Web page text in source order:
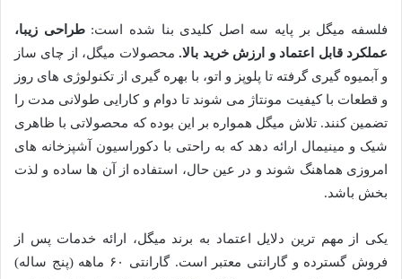
فلسفه میگل بر پایه سه اصل کلیدی بنا شده است:طراحی زیبا،
عملکرد قابل اعتماد و ارزش خرید بالا.محصولات میگل، از چای ساز
و آبمیوه گیری گرفته تا پلوپز و اتو، با بهره گیری از تکنولوژی های روز
و قطعات با کیفیت مونتاژ می شوند تا دوام و کارایی طولانی مدت را
تضمین کنند. تلاش میگل همواره بر این بوده که محصولاتی با ظاهری
شیک و مینیمال ارائه دهد که به راحتی با دکوراسیون آشپزخانه های
امروزی هماهنگ شوند و در عین حال، استفاده از آن ها ساده و لذت
بخش باشد.
یکی از مهم ترین دلایل اعتماد به برند میگل، ارائه خدمات پس از
فروش گسترده و گارانتی معتبر است. گارانتی ۶۰ ماهه (پنج ساله)